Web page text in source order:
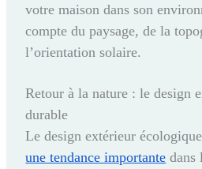
votre maison dans son
compte du paysage, de la
l’orientation solaire.
Retour à la nature : le design
durable
Le design extérieur
une tendance importante dans